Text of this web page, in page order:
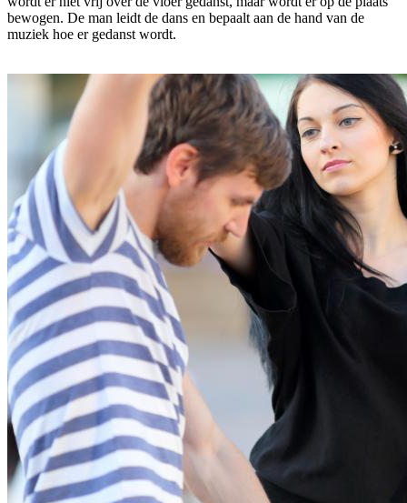
bewogen. De man leidt de dans en bepaalt aan de hand van de
muziek hoe er gedanst wordt.